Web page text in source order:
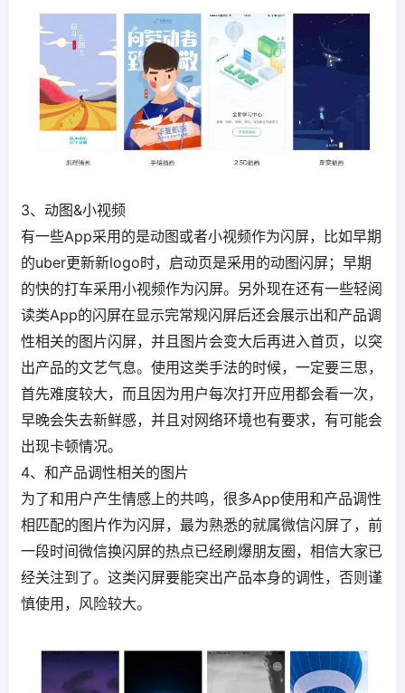
3、动图&小视频
有一些App采用的是动图或者小视频作为闪屏，比如早期
的uber更新新logo时，启动页是采用的动图闪屏；早期
的快的打车采用小视频作为闪屏。另外现在还有一些轻阅
读类App的闪屏在显示完常规闪屏后还会展示出和产品调
性相关的图片闪屏，并且图片会变大后再进入首页，以突
出产品的文艺气息。使用这类手法的时候，一定要三思，
首先难度较大，而且因为用户每次打开应用都会看一次，
早晚会失去新鲜感，并且对网络环境也有要求，有可能会
出现卡顿情况。
4、和产品调性相关的图片
为了和用户产生情感上的共鸣，很多App使用和产品调性
相匹配的图片作为闪屏，最为熟悉的就属微信闪屏了，前
一段时间微信换闪屏的热点已经刷爆朋友圈，相信大家已
经关注到了。这类闪屏要能突出产品本身的调性，否则谨
慎使用，风险较大。